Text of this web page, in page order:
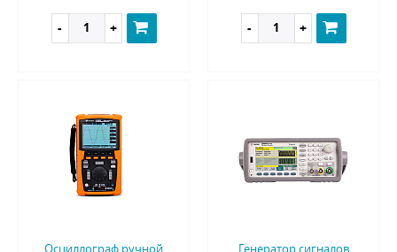
Осциллограф ручной Генератор сигналов